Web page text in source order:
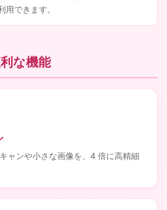
できます。
な機能
ャンや小さな画像を、4 倍に高精細